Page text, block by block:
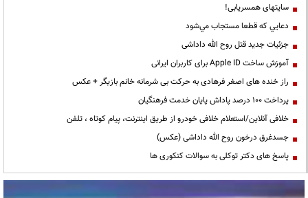
سایتهای همسریابی!
دعايي كه قطعا مستجاب مي‌شود
جزئیات جدید قتل روح الله داداشی
آموزش ساخت Apple ID برای کاربران ایرانی
راز خنده های اصغر فرهادی به حرکت بی شرمانه خانم بازیگر + عکس
پرداخت ۱۰۰ درصد پاداش پایان خدمت فرهنگیان
خلافی آنلاین/استعلام خلافی خودرو از طریق اینترنت، پیام کوتاه ، تلفن
جسدغرق درخون روح الله داداشی (عکس)
پاسخ های دکتر توکلی به سوالات کنکوری ها